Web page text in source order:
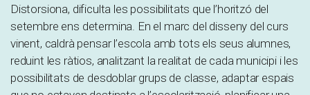
Distorsiona, dificulta les possibilitats que l’horitzó del
setembre ens determina. En el marc del disseny del curs
vinent, caldrà pensar l’escola amb tots els seus alumnes,
reduint les ràtios, analitzant la realitat de cada municipi i les
possibilitats de desdoblar grups de classe, adaptar espais